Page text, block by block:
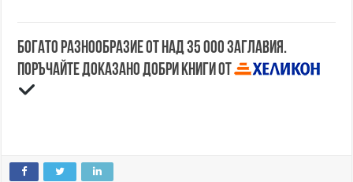
Богато разнообразие от над 35 000 заглавия.
Поръчайте доказано добри книги от